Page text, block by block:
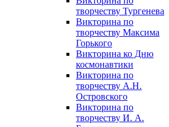
творчеству Тургенева
Викторина по
творчеству Максима
Горького
Викторина ко Дню
космонавтики
Викторина по
творчеству А.Н.
Островского
Викторина по
творчеству И. А.